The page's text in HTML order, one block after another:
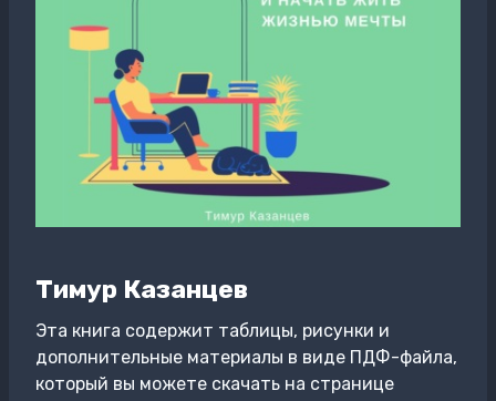
Тимур Казанцев
Эта книга содержит таблицы, рисунки и
дополнительные материалы в виде ПДФ-файла,
который вы можете скачать на странице